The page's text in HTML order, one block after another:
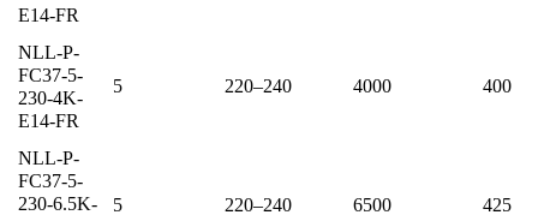
E14-FR
NLL-P-
FC37-5-
230-4K-
E14-FR
5 220–240 4000 400
NLL-P-
FC37-5-
230-6.5K-
5 220–240 6500 425